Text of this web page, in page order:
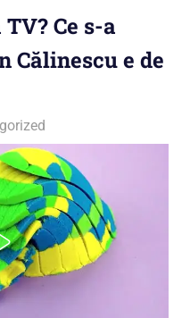
Ce s-a
Călinescu e de